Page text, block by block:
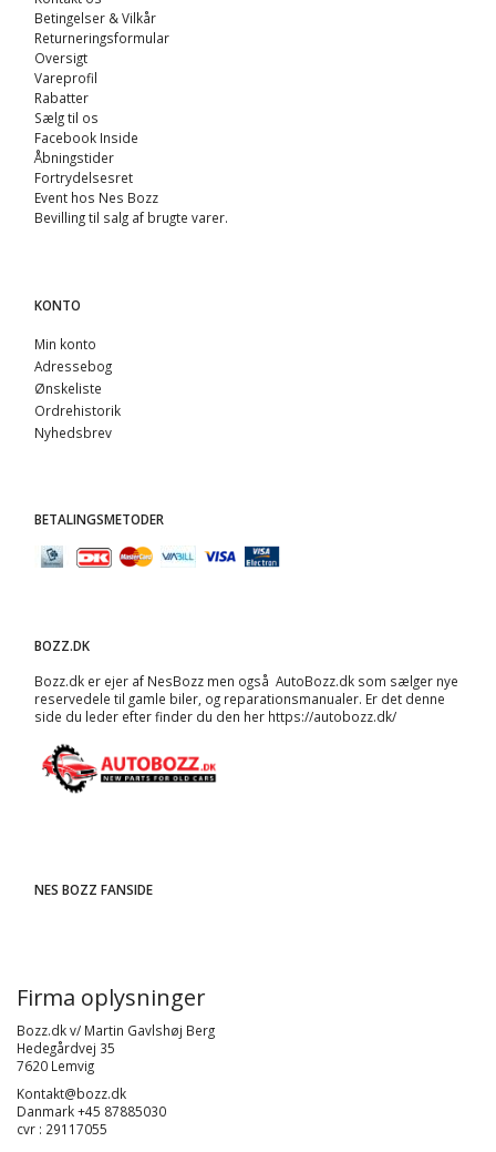
Betingelser & Vilkår
Returneringsformular
Oversigt
Vareprofil
Rabatter
Sælg til os
Facebook Inside
Åbningstider
Fortrydelsesret
Event hos Nes Bozz
Bevilling til salg af brugte varer.
KONTO
Min konto
Adressebog
Ønskeliste
Ordrehistorik
Nyhedsbrev
BETALINGSMETODER
BOZZ.DK
Bozz.dk er ejer af NesBozz men også AutoBozz.dk som sælger nye
reservedele til gamle biler, og reparationsmanualer. Er det denne
side du leder efter finder du den her https://autobozz.dk/
NES BOZZ FANSIDE
Firma oplysninger
Bozz.dk v/ Martin Gavlshøj Berg
Hedegårdvej 35
7620 Lemvig
Kontakt@bozz.dk
Danmark +45 87885030
cvr : 29117055